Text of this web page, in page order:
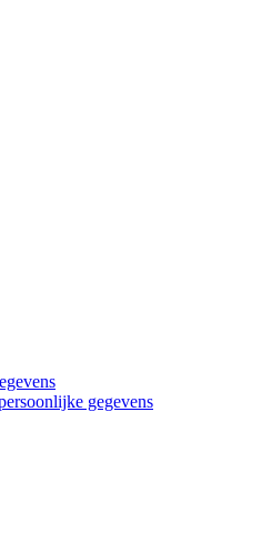
gegevens